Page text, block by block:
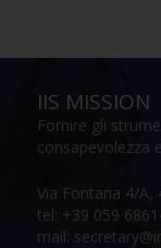
IIS MISSION
Fornire gli
consapevolezza
Via Fontana 4/A,
tel: +39 059
mail: